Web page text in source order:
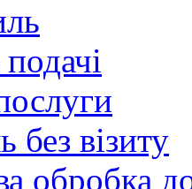
без візиту
обробка